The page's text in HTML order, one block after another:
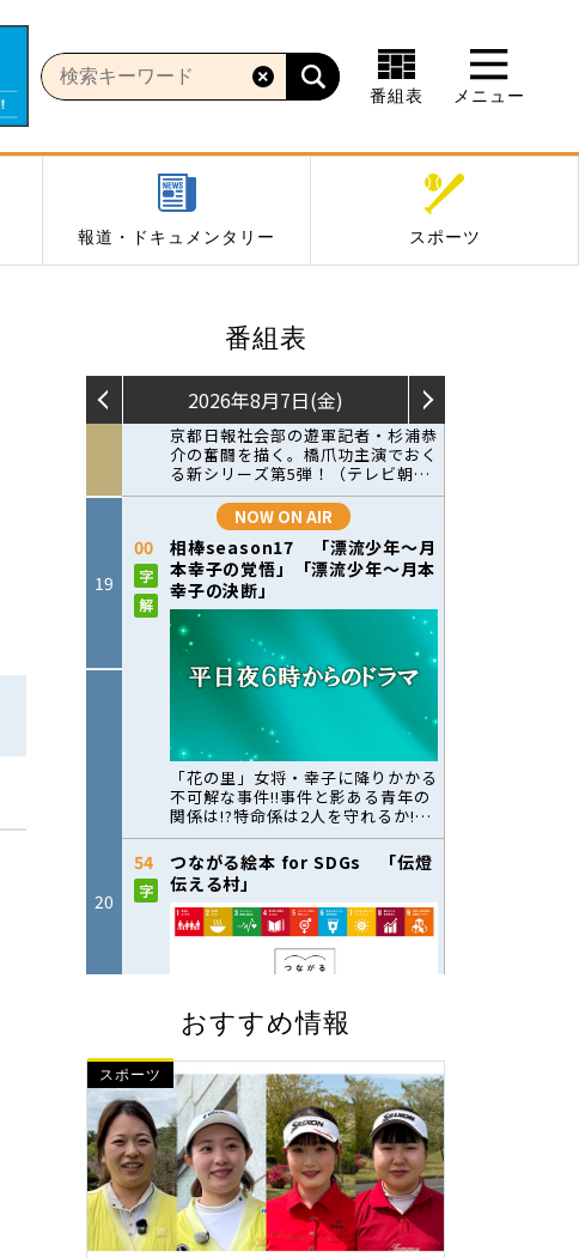
番組表 メニュー
報道・ドキュメンタリー スポーツ
番組表
おすすめ情報
スポーツ